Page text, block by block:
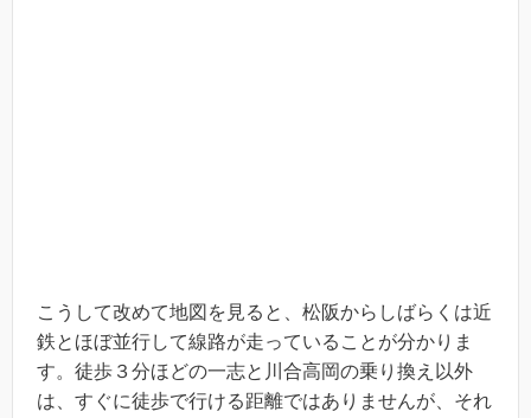
こうして改めて地図を見ると、松阪からしばらくは近
鉄とほぼ並行して線路が走っていることが分かりま
す。徒歩３分ほどの一志と川合高岡の乗り換え以外
は、すぐに徒歩で行ける距離ではありませんが、それ